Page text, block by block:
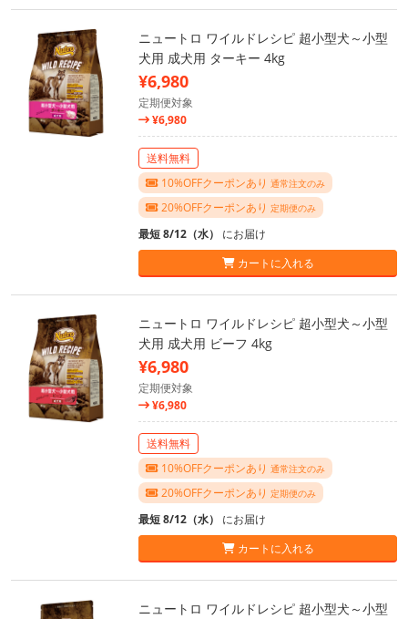
ニュートロ ワイルドレシピ 超小型犬～小型
犬用 成犬用 ターキー 4kg
¥6,980
定期便対象
¥6,980
送料無料
10%OFFクーポンあり 通常注文のみ
20%OFFクーポンあり 定期便のみ
最短 8/12（水） にお届け
カートに入れる
ニュートロ ワイルドレシピ 超小型犬～小型
犬用 成犬用 ビーフ 4kg
¥6,980
定期便対象
¥6,980
送料無料
10%OFFクーポンあり 通常注文のみ
20%OFFクーポンあり 定期便のみ
最短 8/12（水） にお届け
カートに入れる
ニュートロ ワイルドレシピ 超小型犬～小型